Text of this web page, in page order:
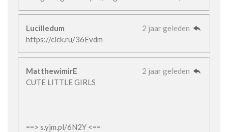
Lucilledum
2 jaar geleden
https://clck.ru/36Evdm
MatthewimirE
2 jaar geleden
CUTE LITTLE GIRLS
==> s.yjm.pl/6N2Y <==